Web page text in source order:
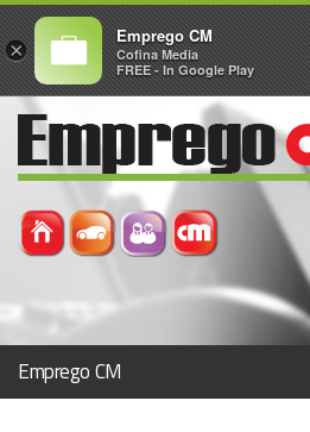
Emprego CM
×
Emprego CM
Cofina Media
FREE - In Google Play